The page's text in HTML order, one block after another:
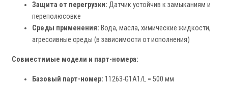
Защита от перегрузки: Датчик устойчив к замыканиям и
переполюсовке
Среды применения: Вода, масла, химические жидкости,
агрессивные среды (в зависимости от исполнения)
Совместимые модели и парт-номера:
Базовый парт-номер: 11263-G1A1/L = 500 мм